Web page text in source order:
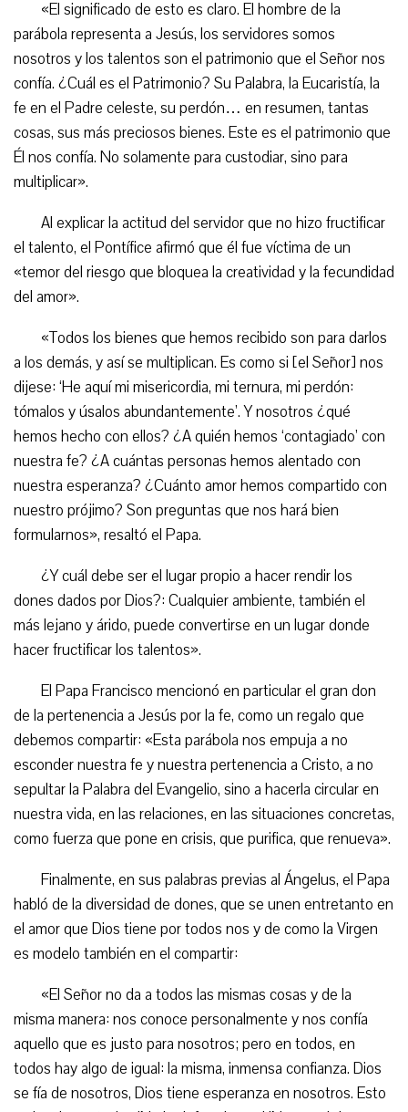
«El significado de esto es claro. El hombre de la
parábola representa a Jesús, los servidores somos
nosotros y los talentos son el patrimonio que el Señor nos
confía. ¿Cuál es el Patrimonio? Su Palabra, la Eucaristía, la
fe en el Padre celeste, su perdón… en resumen, tantas
cosas, sus más preciosos bienes. Este es el patrimonio que
Él nos confía. No solamente para custodiar, sino para
multiplicar».
Al explicar la actitud del servidor que no hizo fructificar
el talento, el Pontífice afirmó que él fue víctima de un
«temor del riesgo que bloquea la creatividad y la fecundidad
del amor».
«Todos los bienes que hemos recibido son para darlos
a los demás, y así se multiplican. Es como si [el Señor] nos
dijese: ‘He aquí mi misericordia, mi ternura, mi perdón:
tómalos y úsalos abundantemente’. Y nosotros ¿qué
hemos hecho con ellos? ¿A quién hemos ‘contagiado’ con
nuestra fe? ¿A cuántas personas hemos alentado con
nuestra esperanza? ¿Cuánto amor hemos compartido con
nuestro prójimo? Son preguntas que nos hará bien
formularnos», resaltó el Papa.
¿Y cuál debe ser el lugar propio a hacer rendir los
dones dados por Dios?: Cualquier ambiente, también el
más lejano y árido, puede convertirse en un lugar donde
hacer fructificar los talentos».
El Papa Francisco mencionó en particular el gran don
de la pertenencia a Jesús por la fe, como un regalo que
debemos compartir: «Esta parábola nos empuja a no
esconder nuestra fe y nuestra pertenencia a Cristo, a no
sepultar la Palabra del Evangelio, sino a hacerla circular en
nuestra vida, en las relaciones, en las situaciones concretas,
como fuerza que pone en crisis, que purifica, que renueva».
Finalmente, en sus palabras previas al Ángelus, el Papa
habló de la diversidad de dones, que se unen entretanto en
el amor que Dios tiene por todos nos y de como la Virgen
es modelo también en el compartir:
«El Señor no da a todos las mismas cosas y de la
misma manera: nos conoce personalmente y nos confía
aquello que es justo para nosotros; pero en todos, en
todos hay algo de igual: la misma, inmensa confianza. Dios
se fía de nosotros, Dios tiene esperanza en nosotros. Esto